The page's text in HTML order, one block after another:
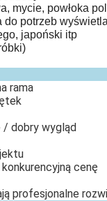
mycie, powłoka
do potrzeb
japoński itp
rama
/ dobry wygląd
cenę
profesjonalne